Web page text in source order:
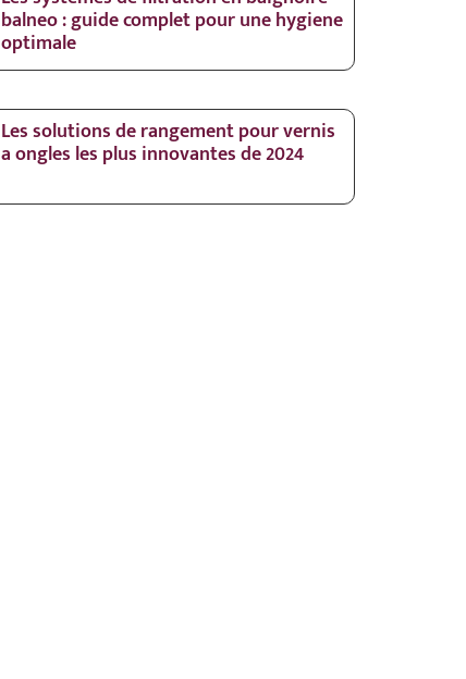
balneo : guide complet pour une hygiene
optimale
Les solutions de rangement pour vernis
a ongles les plus innovantes de 2024